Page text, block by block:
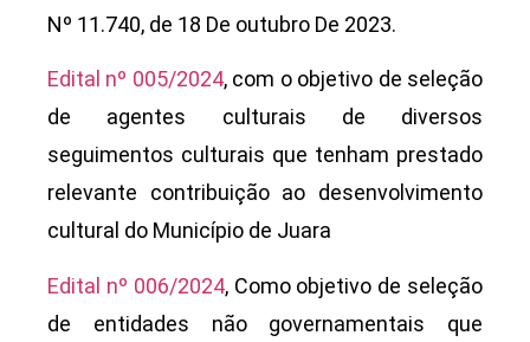
Nº 11.740, de 18 De outubro De 2023.
Edital nº 005/2024, com o objetivo de seleção
de agentes culturais de diversos
seguimentos culturais que tenham prestado
relevante contribuição ao desenvolvimento
cultural do Município de Juara
Edital nº 006/2024, Como objetivo de seleção
de entidades não governamentais que